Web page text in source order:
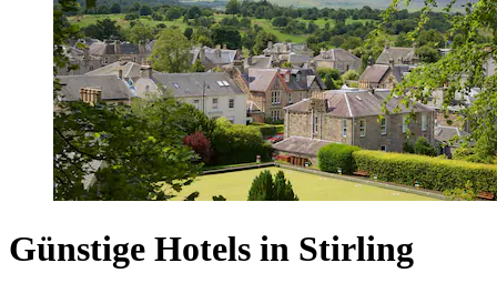
Günstige Hotels in Stirling